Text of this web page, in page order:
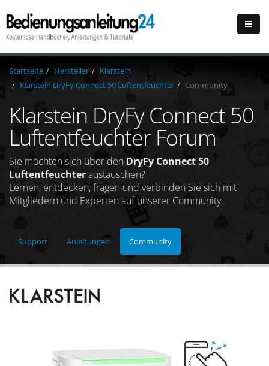
Startseite Hersteller
Klarstein
Klarstein DryFy Connect 50 Luftentfeuchter
Community
Klarstein DryFy Connect 50
Luftentfeuchter Forum
Sie möchten sich über den DryFy Connect 50
Luftentfeuchteraustauschen?
Lernen, entdecken, fragen und verbinden Sie sich mit
Mitgliedern und Experten auf unserer Community.
Support Anleitungen Community